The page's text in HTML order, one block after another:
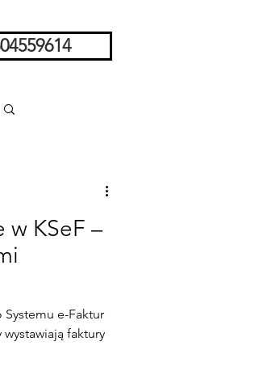
w KSeF –
e-Faktur
faktury